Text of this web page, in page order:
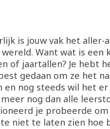
is jouw vak het aller-
Want wat is een
of jaartallen? Je hebt
gedaan om ze het
en nog steeds wil het
nog dan alle
je probeerde
niet te laten zien hoe